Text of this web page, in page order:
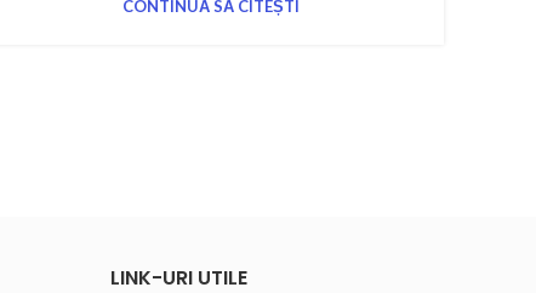
CONTINUĂ SĂ CITEȘTI
LINK-URI UTILE